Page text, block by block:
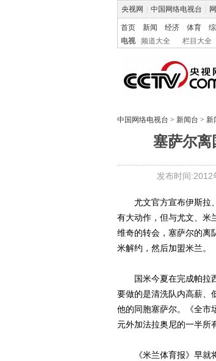
央视网 中国网络电视台
首页 新闻 经济 体育
电视
频道大全 栏目大全
中国网络电视台 > 新闻台 > 新
塞萨尔离
发布时间
尤文官方宣布伊斯拉、
有大动作，但与尤文、米
维奇的转会，塞萨尔的离
米解约，然后加盟米兰。
国米今夏在完成帕拉西
要做的是清洗队内高薪、
他的同胞塞萨尔。《全市
元外加法拉奥尼的一半所
《米兰体育报》早就将